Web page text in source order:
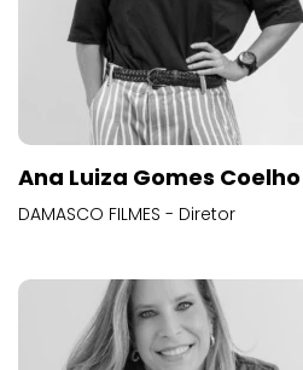
Ana Luiza Gomes Coelho
DAMASCO FILMES - Diretor